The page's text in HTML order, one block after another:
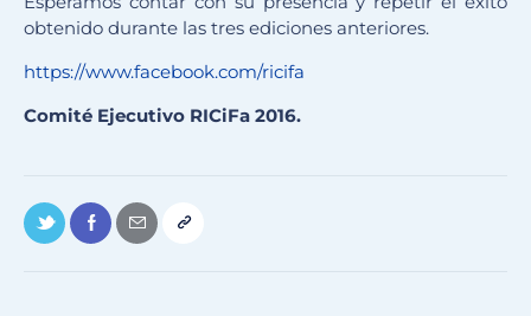
obtenido durante las tres ediciones anteriores.
https://www.facebook.com/ricifa
Comité Ejecutivo RICiFa 2016.